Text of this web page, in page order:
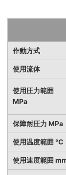
作動方式
使用流体
使用圧力範囲
MPa
保障耐圧力 MPa
使用温度範囲 ℃
使用速度範囲